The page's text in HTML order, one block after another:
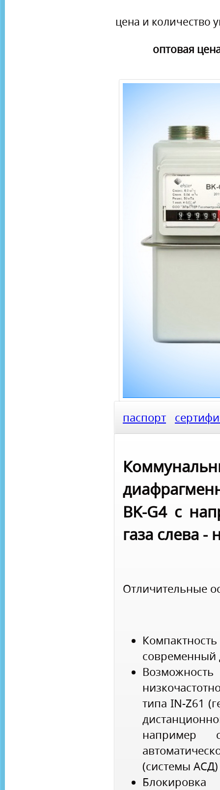
цена и количество
оптовая
паспорт
BK-G4 с
газа слева -
Отличительные
современный
типа IN-Z61
например
(системы АСД)